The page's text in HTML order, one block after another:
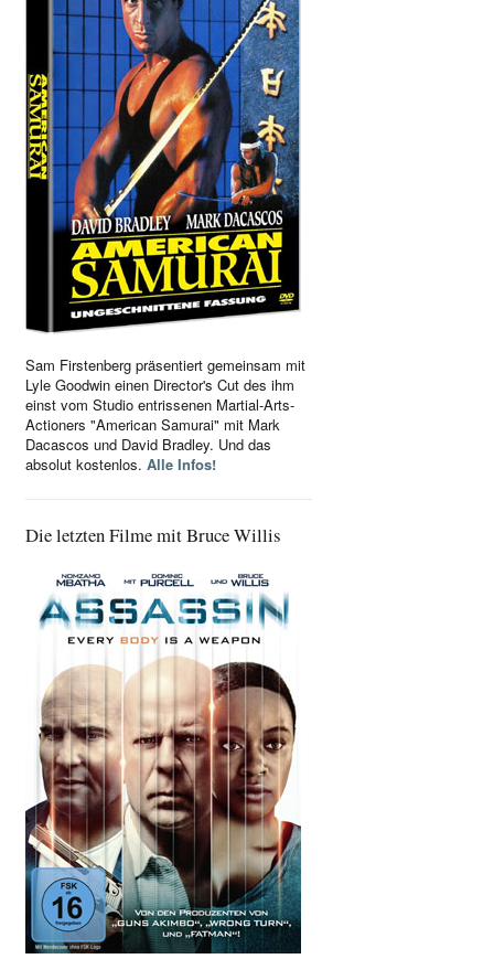
Sam Firstenberg präsentiert gemeinsam mit
Lyle Goodwin einen Director's Cut des ihm
einst vom Studio entrissenen Martial-Arts-
Actioners "American Samurai" mit Mark
Dacascos und David Bradley. Und das
absolut kostenlos. Alle Infos!
Die letzten Filme mit Bruce Willis